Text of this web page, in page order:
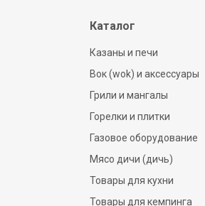
Каталог
Казаны и печи
Вок (wok) и аксессуары
Грили и мангалы
Горелки и плитки
Газовое оборудование
Мясо дичи (дичь)
Товары для кухни
Товары для кемпинга